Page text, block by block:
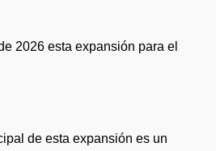
2026 esta expansión para el
de esta expansión es un